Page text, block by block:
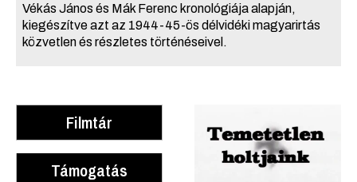
Filmtár
Támogatás
Vékás János és Mák Ferenc kronológiája alapján,
kiegészítve azt az 1944-45-ös délvidéki magyarirtás
közvetlen és részletes történéseivel.